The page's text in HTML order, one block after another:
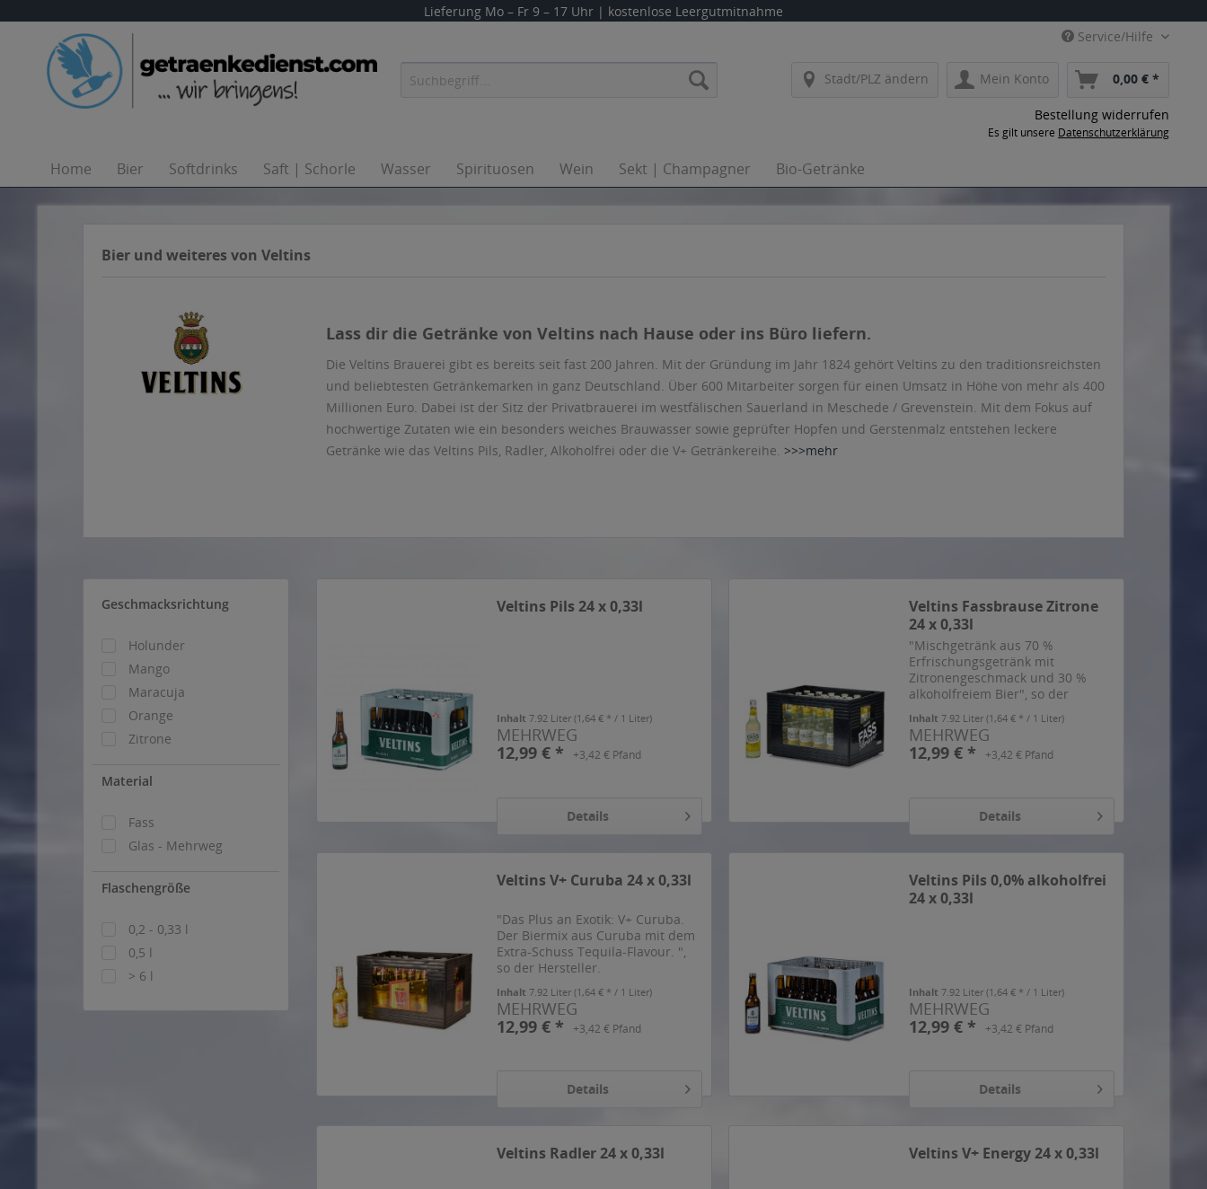
Lieferung Mo – Fr 9 – 17 Uhr | kostenlose Leergutmitnahme
Service/Hilfe
Stadt/PLZ ändern Mein Konto 0,00 € *
Bestellung widerrufen
Es gilt unsere Datenschutzerklärung
Home Bier Softdrinks Saft | Schorle Wasser Spirituosen Wein Sekt | Champagner Bio-Getränke
Bier und weiteres von Veltins
Lass dir die Getränke von Veltins nach Hause oder ins Büro liefern.
Die Veltins Brauerei gibt es bereits seit fast 200 Jahren. Mit der Gründung im Jahr 1824 gehört Veltins zu den traditionsreichsten
und beliebtesten Getränkemarken in ganz Deutschland. Über 600 Mitarbeiter sorgen für einen Umsatz in Höhe von mehr als 400
Millionen Euro. Dabei ist der Sitz der Privatbrauerei im westfälischen Sauerland in Meschede / Grevenstein. Mit dem Fokus auf
hochwertige Zutaten wie ein besonders weiches Brauwasser sowie geprüfter Hopfen und Gerstenmalz entstehen leckere
Getränke wie das Veltins Pils, Radler, Alkoholfrei oder die V+ Getränkereihe. >>>mehr
Geschmacksrichtung
Holunder
Mango
Maracuja
Orange
Zitrone
Material
Fass
Glas - Mehrweg
Flaschengröße
0,2 - 0,33 l
0,5 l
> 6 l
Veltins Pils 24 x 0,33l
Inhalt7.92 Liter(1,64 € * / 1 Liter)
MEHRWEG
12,99 € *
+3,42 € Pfand
Details
Veltins Fassbrause Zitrone
24 x 0,33l
"Mischgetränk aus 70 %
Erfrischungsgetränk mit
Zitronengeschmack und 30 %
alkoholfreiem Bier", so der
Inhalt7.92 Liter(1,64 € * / 1 Liter)
MEHRWEG
12,99 € *
+3,42 € Pfand
Details
Veltins V+ Curuba 24 x 0,33l
"Das Plus an Exotik: V+ Curuba.
Der Biermix aus Curuba mit dem
Extra-Schuss Tequila-Flavour. ",
so der Hersteller.
Inhalt7.92 Liter(1,64 € * / 1 Liter)
MEHRWEG
12,99 € *
+3,42 € Pfand
Details
Veltins Pils 0,0% alkoholfrei
24 x 0,33l
Inhalt7.92 Liter(1,64 € * / 1 Liter)
MEHRWEG
12,99 € *
+3,42 € Pfand
Details
Veltins Radler 24 x 0,33l Veltins V+ Energy 24 x 0,33l